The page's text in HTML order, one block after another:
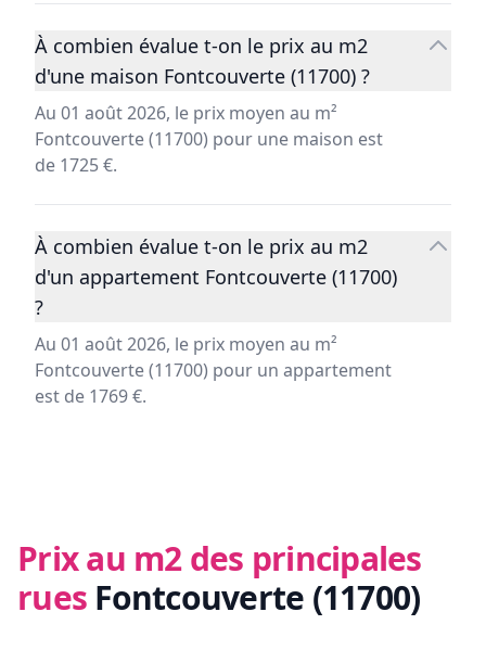
À combien évalue t-on le prix au m2
d'une maison Fontcouverte (11700) ?
Au 01 août 2026, le prix moyen au m²
Fontcouverte (11700) pour une maison est
de 1725 €.
À combien évalue t-on le prix au m2
d'un appartement Fontcouverte (11700)
?
Au 01 août 2026, le prix moyen au m²
Fontcouverte (11700) pour un appartement
est de 1769 €.
Prix au m2 des principales
rues Fontcouverte (11700)